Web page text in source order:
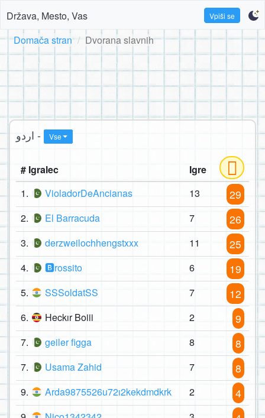
Država, Mesto, Vas Vpiši se
Domača stran Dvorana slavnih
اردو - Vse
# Igralec
Igre
1.
VioladorDeAncianas 13 29
2. El Barracuda 7 26
3. derzweilochhengstxxx 11 25
4. 🅱rossito 6 19
5. SSSoldatSS 7 12
6. Heckır Boiii 2 9
7. geiler figga 8 8
7. Usama Zahid 7 8
9. Arda9875526u72ı2kekdmdkrk 2 4